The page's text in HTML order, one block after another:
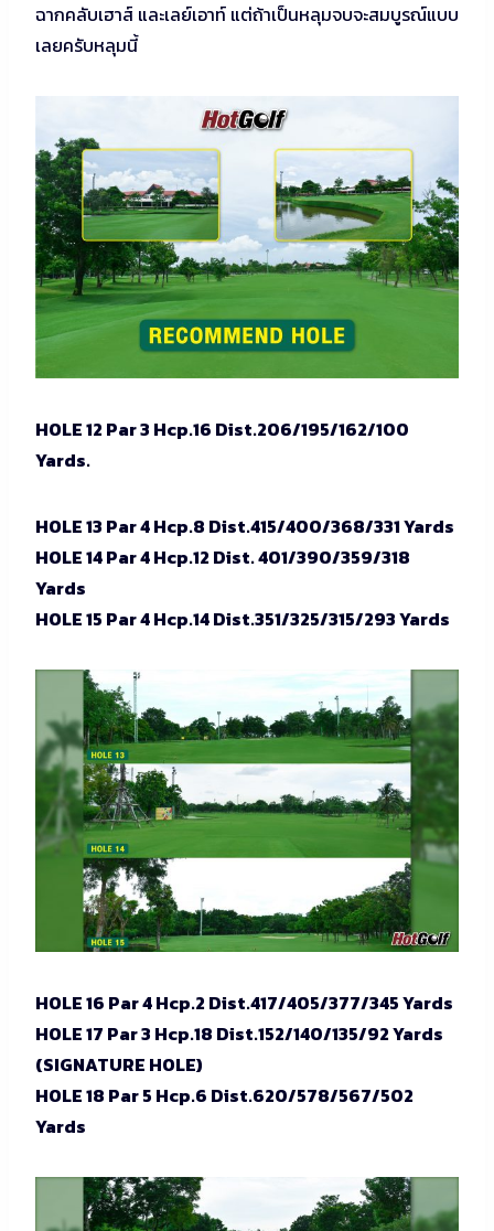
ฉากคลับเฮาส์ และเลย์เอาท์ แต่ถ้าเป็นหลุมจบจะสมบูรณ์แบบ
เลยครับหลุมนี้
HOLE 12 Par 3 Hcp.16 Dist.206/195/162/100
Yards.
HOLE 13 Par 4 Hcp.8 Dist.415/400/368/331 Yards
HOLE 14 Par 4 Hcp.12 Dist. 401/390/359/318
Yards
HOLE 15 Par 4 Hcp.14 Dist.351/325/315/293 Yards
HOLE 16 Par 4 Hcp.2 Dist.417/405/377/345 Yards
HOLE 17 Par 3 Hcp.18 Dist.152/140/135/92 Yards
(SIGNATURE HOLE)
HOLE 18 Par 5 Hcp.6 Dist.620/578/567/502
Yards